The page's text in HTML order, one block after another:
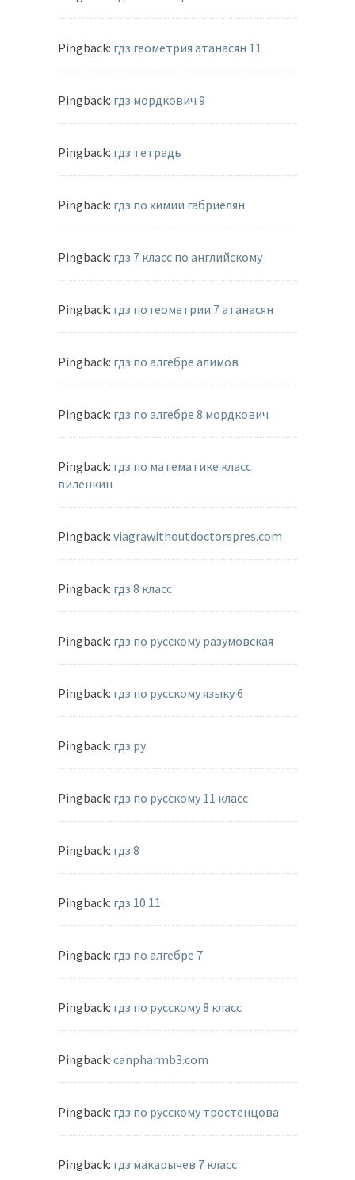
Pingback: гдз геометрия атанасян 11
Pingback: гдз мордкович 9
Pingback: гдз тетрадь
Pingback: гдз по химии габриелян
Pingback: гдз 7 класс по английскому
Pingback: гдз по геометрии 7 атанасян
Pingback: гдз по алгебре алимов
Pingback: гдз по алгебре 8 мордкович
Pingback: гдз по математике класс
виленкин
Pingback: viagrawithoutdoctorspres.com
Pingback: гдз 8 класс
Pingback: гдз по русскому разумовская
Pingback: гдз по русскому языку 6
Pingback: гдз ру
Pingback: гдз по русскому 11 класс
Pingback: гдз 8
Pingback: гдз 10 11
Pingback: гдз по алгебре 7
Pingback: гдз по русскому 8 класс
Pingback: canpharmb3.com
Pingback: гдз по русскому тростенцова
Pingback: гдз макарычев 7 класс